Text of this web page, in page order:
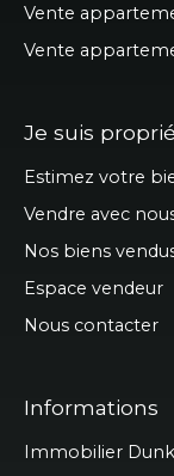
Vente
Vente
Je suis
Estimez votre
Vendre avec
Nos biens
Espace vendeur
Nous contacter
Informations
Immobilier